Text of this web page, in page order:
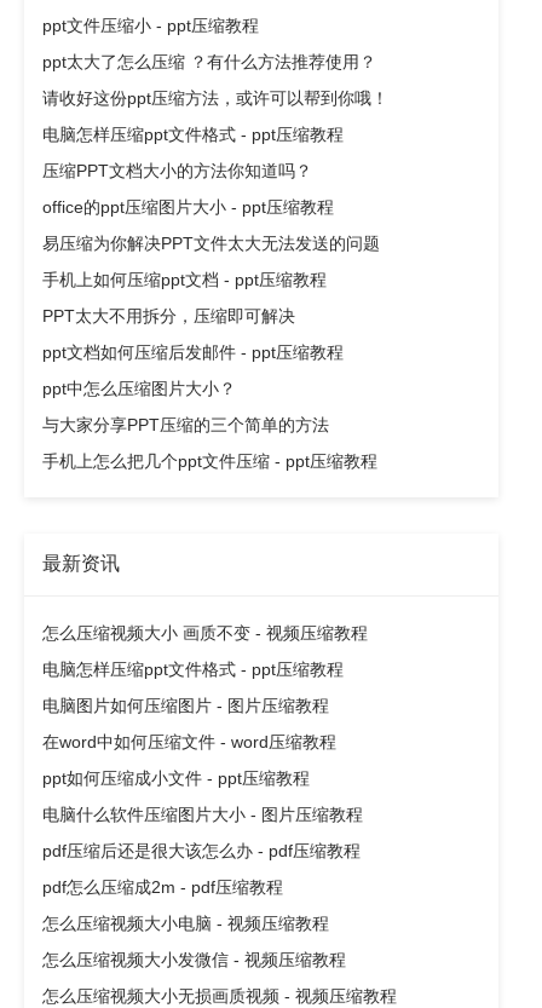
ppt文件压缩小 - ppt压缩教程
ppt太大了怎么压缩 ？有什么方法推荐使用？
请收好这份ppt压缩方法，或许可以帮到你哦！
电脑怎样压缩ppt文件格式 - ppt压缩教程
压缩PPT文档大小的方法你知道吗？
office的ppt压缩图片大小 - ppt压缩教程
易压缩为你解决PPT文件太大无法发送的问题
手机上如何压缩ppt文档 - ppt压缩教程
PPT太大不用拆分，压缩即可解决
ppt文档如何压缩后发邮件 - ppt压缩教程
ppt中怎么压缩图片大小？
与大家分享PPT压缩的三个简单的方法
手机上怎么把几个ppt文件压缩 - ppt压缩教程
最新资讯
怎么压缩视频大小 画质不变 - 视频压缩教程
电脑怎样压缩ppt文件格式 - ppt压缩教程
电脑图片如何压缩图片 - 图片压缩教程
在word中如何压缩文件 - word压缩教程
ppt如何压缩成小文件 - ppt压缩教程
电脑什么软件压缩图片大小 - 图片压缩教程
pdf压缩后还是很大该怎么办 - pdf压缩教程
pdf怎么压缩成2m - pdf压缩教程
怎么压缩视频大小电脑 - 视频压缩教程
怎么压缩视频大小发微信 - 视频压缩教程
怎么压缩视频大小无损画质视频 - 视频压缩教程